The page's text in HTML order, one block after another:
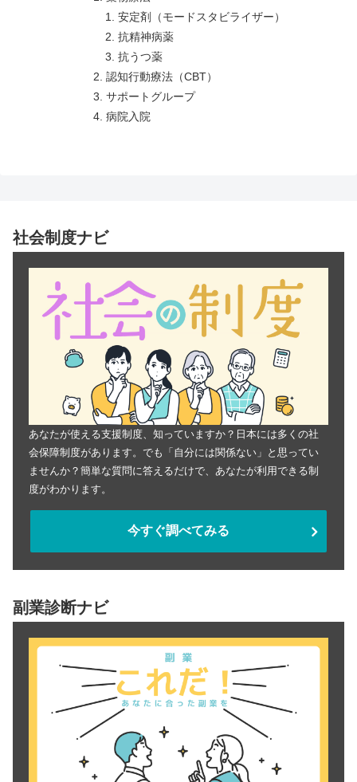
安定剤（モードスタビライザー）
抗精神病薬
抗うつ薬
認知行動療法（CBT）
サポートグループ
病院入院
社会制度ナビ
あなたが使える支援制度、知っていますか？日本には多くの社
会保障制度があります。でも「自分には関係ない」と思ってい
ませんか？簡単な質問に答えるだけで、あなたが利用できる制
度がわかります。
今すぐ調べてみる
副業診断ナビ